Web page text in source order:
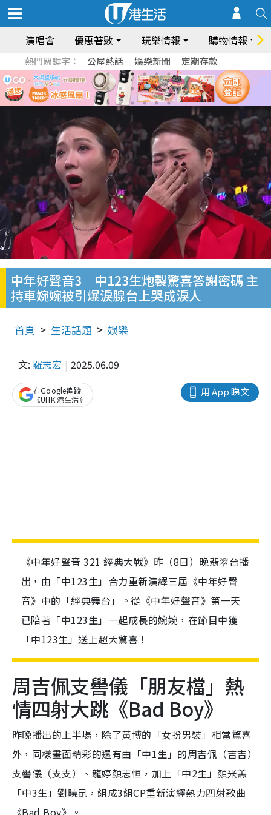
演唱會 優惠著數 玩樂情報 購物情報
熱門關鍵字： 公屋熱話 娛樂新聞 定期存款
中年好聲音3｜中123生炮製驚喜答謝密碼 主
持車婉婉被引爆淚腺台上哭成淚人
首頁 生活話題 娛樂
文: 羅志宏 2025.06.09
用 App 睇文
在Google追蹤
《UHK 港生活》
《中年好聲音 321 經典大戰》昨（8日）晚翡翠台播
出，由「中123生」合力重新演繹三屆《中年好聲
音》中的「經典舞台」。從《中年好聲音》第一天
已陪著「中123生」一起成長的婉婉，在節目中獲
「中123生」送上超大驚喜！
周吉佩支嚳儀「朋友檔」熱
情四射大跳《Bad Boy》
昨晚播出的上半場，除了黃博的「女扮男裝」相當驚喜
外，同樣畫面精彩的還有由「中1生」的周吉佩（吉吉）
支嚳儀（支支）、龍婷顏志恒，加上「中2生」顏米羔
「中3生」劉曉昆，組成3組CP重新演繹熱力四射歌曲